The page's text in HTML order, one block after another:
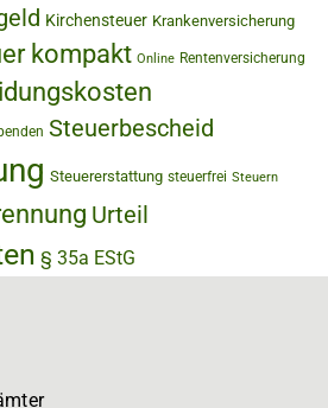
Kirchensteuer Krankenversicherung
kompakt Online Rentenversicherung
Steuerbescheid
Steuererstattung steuerfrei Steuern
Urteil
§ 35a EStG